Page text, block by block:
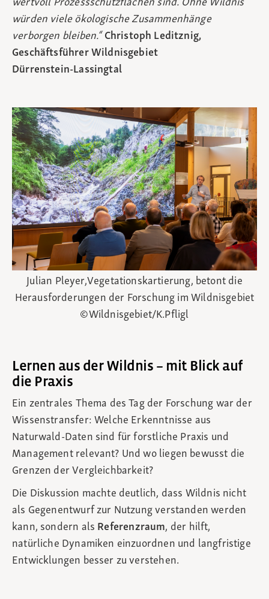
wertvoll Prozessschutzflächen sind. Ohne Wildnis
würden viele ökologische Zusammenhänge
verborgen bleiben.“ Christoph Leditznig,
Geschäftsführer Wildnisgebiet
Dürrenstein‑Lassingtal
Julian Pleyer,Vegetationskartierung, betont die
Herausforderungen der Forschung im Wildnisgebiet
©Wildnisgebiet/K.Pfligl
Lernen aus der Wildnis – mit Blick auf
die Praxis
Ein zentrales Thema des Tag der Forschung war der
Wissenstransfer: Welche Erkenntnisse aus
Naturwald‑Daten sind für forstliche Praxis und
Management relevant? Und wo liegen bewusst die
Grenzen der Vergleichbarkeit?
Die Diskussion machte deutlich, dass Wildnis nicht
als Gegenentwurf zur Nutzung verstanden werden
kann, sondern als Referenzraum, der hilft,
natürliche Dynamiken einzuordnen und langfristige
Entwicklungen besser zu verstehen.